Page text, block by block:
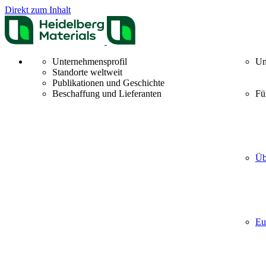
Direkt zum Inhalt
Unternehmensprofil
Standorte weltweit
Publikationen und Geschichte
Beschaffung und Lieferanten